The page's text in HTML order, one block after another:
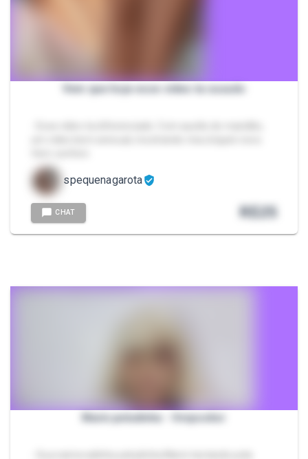
Vem que hoje esse vídeo ta ousado
spequenagarota
CHAT R$25
Marin peludinha - Ovipositor